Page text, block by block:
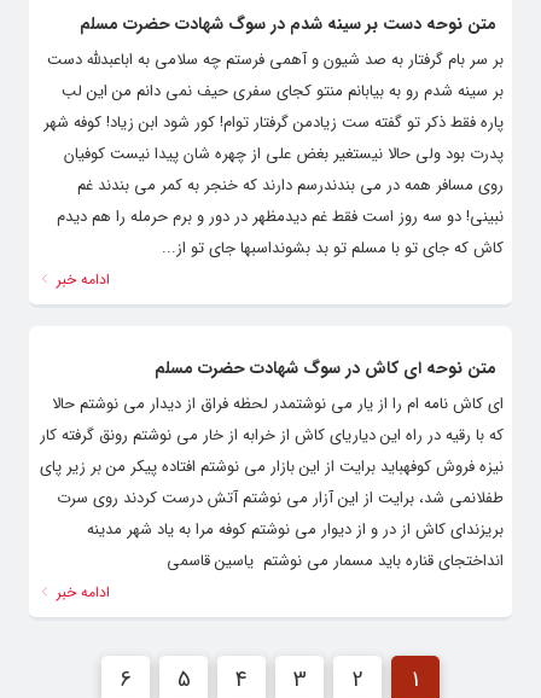
متن نوحه دست بر سینه شدم در سوگ شهادت حضرت مسلم
بر سر بام گرفتار به صد شیون و آهمی فرستم چه سلامی به اباعبدلله دست
بر سینه شدم رو به بیابانم منتو کجای سفری حیف نمی دانم من این لب
پاره فقط ذکر تو گفته ست زیادمن گرفتار توام! کور شود ابن زیاد! کوفه شهر
پدرت بود ولی حالا نیستغیر بغض علی از چهره شان پیدا نیست کوفیان
روی مسافر همه در می بندندرسم دارند که خنجر به کمر می بندند غم
نبینی! دو سه روز است فقط غم دیدمظهر در دور و برم حرمله را هم دیدم
کاش که جای تو با مسلم تو بد بشونداسبها جای تو از...
ادامه خبر
متن نوحه ای کاش در سوگ شهادت حضرت مسلم
ای کاش نامه ام را از یار می نوشتمدر لحظه فراق از دیدار می نوشتم حالا
که با رقیه در راه این دیاریای کاش از خرابه از خار می نوشتم رونق گرفته کار
نیزه فروش کوفهباید برایت از این بازار می نوشتم افتاده پیکر من بر زیر پای
طفلانمی شد، برایت از این آزار می نوشتم آتش درست کردند روی سرت
بریزندای کاش از در و از دیوار می نوشتم کوفه مرا به یاد شهر مدینه
انداختجای قناره باید مسمار می نوشتم یاسین قاسمی
ادامه خبر
1
2
3
4
5
6